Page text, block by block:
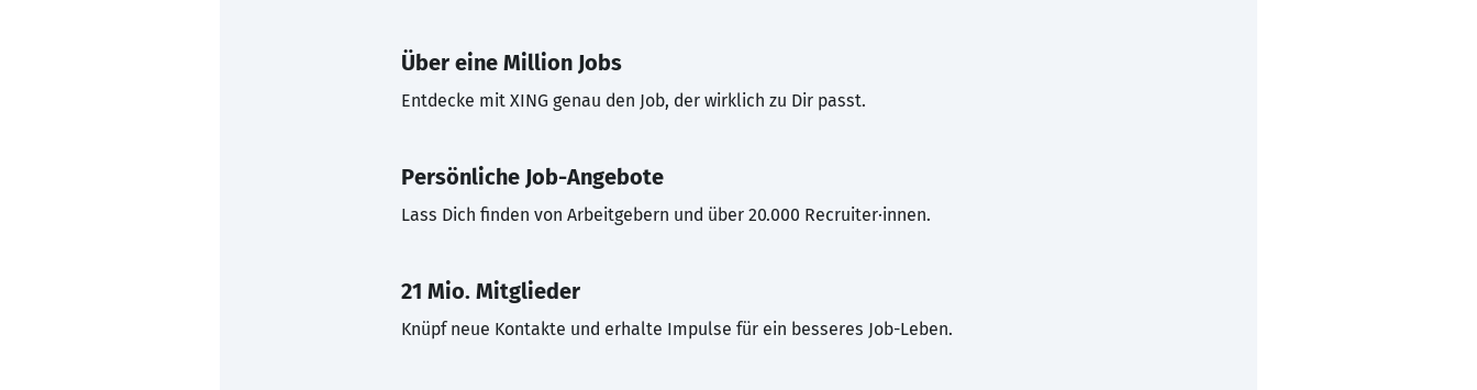
Über eine Million Jobs
Entdecke mit XING genau den Job, der wirklich zu Dir passt.
Persönliche Job-Angebote
Lass Dich finden von Arbeitgebern und über 20.000 Recruiter·innen.
21 Mio. Mitglieder
Knüpf neue Kontakte und erhalte Impulse für ein besseres Job-Leben.